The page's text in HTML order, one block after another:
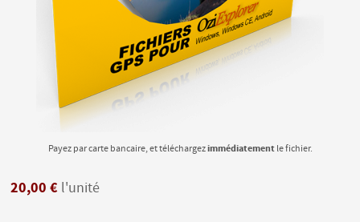
Payez par carte bancaire, et téléchargezimmédiatementle fichier.
20,00 € l'unité